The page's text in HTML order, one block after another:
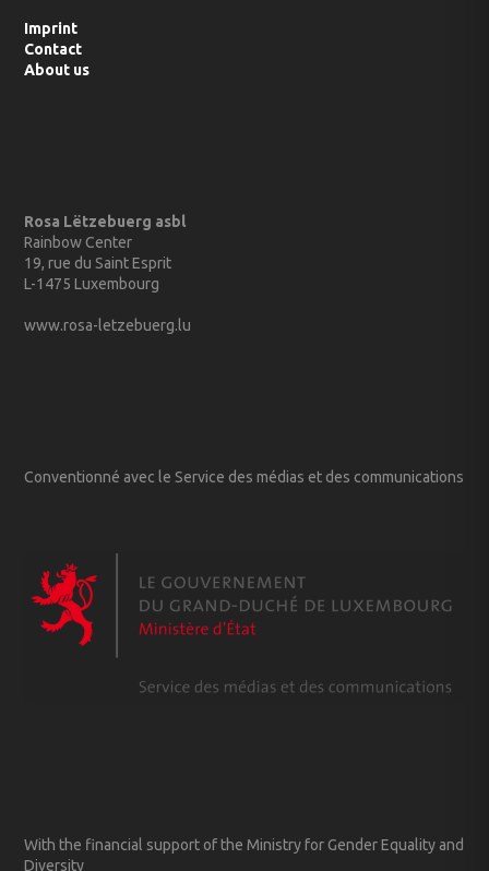
Imprint
Contact
About us
Rosa Lëtzebuerg asbl
Rainbow Center
19, rue du Saint Esprit
L-1475 Luxembourg
www.rosa-letzebuerg.lu
Conventionné avec le Service des médias et des communications
With the financial support of the Ministry for Gender Equality and
Diversity